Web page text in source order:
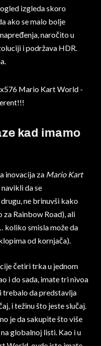
izgleda skoro
ako se malo bolje
naročito u
i podržava HDR.
kad imamo
inovacija za Mario Kart
da se
ne brinuvši kako
Rainbow Road), ali
koliko smisla može da
od kornjača).
četiri trka u jednom
i do sada, imate tri nivoa
trebalo da predstavlja
i težinu što jeste slučaj.
je da sakupite što više
globalnoj listi. Kao i u